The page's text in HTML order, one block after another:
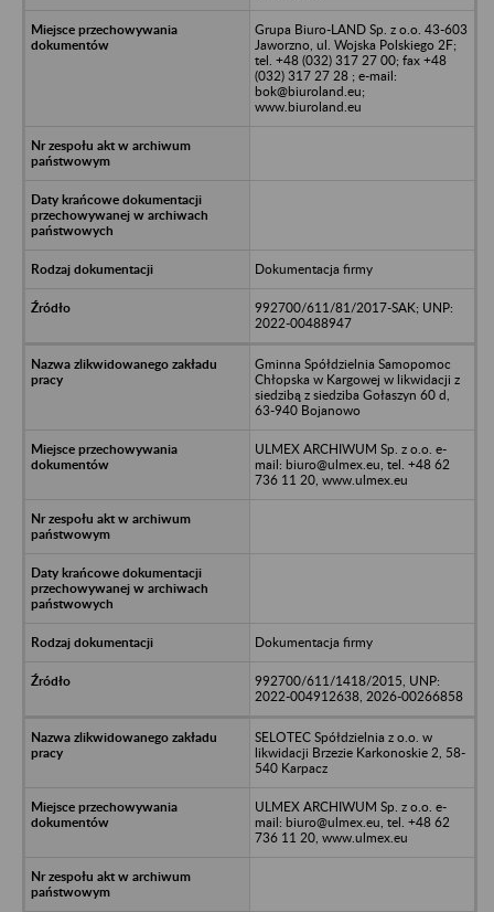
Grupa Biuro-LAND Sp. z o.o. 43-603
Jaworzno, ul. Wojska Polskiego 2F;
tel. +48 (032) 317 27 00; fax +48
(032) 317 27 28 ; e-mail:
bok@biuroland.eu;
www.biuroland.eu
Dokumentacja firmy
992700/611/81/2017-SAK; UNP:
2022-00488947
Gminna Spółdzielnia Samopomoc
Chłopska w Kargowej w likwidacji z
siedzibą z siedziba Gołaszyn 60 d,
63-940 Bojanowo
ULMEX ARCHIWUM Sp. z o.o. e-
mail: biuro@ulmex.eu, tel. +48 62
736 11 20, www.ulmex.eu
Dokumentacja firmy
992700/611/1418/2015, UNP:
2022-004912638, 2026-00266858
SELOTEC Spółdzielnia z o.o. w
likwidacji Brzezie Karkonoskie 2, 58-
540 Karpacz
ULMEX ARCHIWUM Sp. z o.o. e-
mail: biuro@ulmex.eu, tel. +48 62
736 11 20, www.ulmex.eu